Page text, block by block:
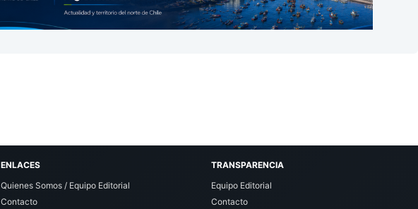
ENLACES
Quienes Somos / Equipo Editorial
Contacto
TRANSPARENCIA
Equipo Editorial
Contacto